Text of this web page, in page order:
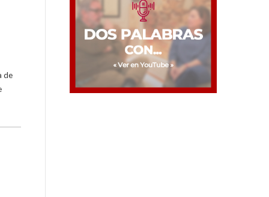
de